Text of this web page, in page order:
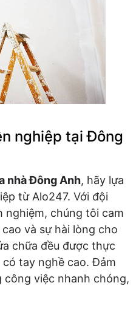
nghiệp tại Đông
nhà Đông Anh, hãy lựa
từ Alo247. Với đội
nghiệm, chúng tôi cam
và sự hài lòng cho
chữa đều được thực
tay nghề cao. Đảm
việc nhanh chóng,